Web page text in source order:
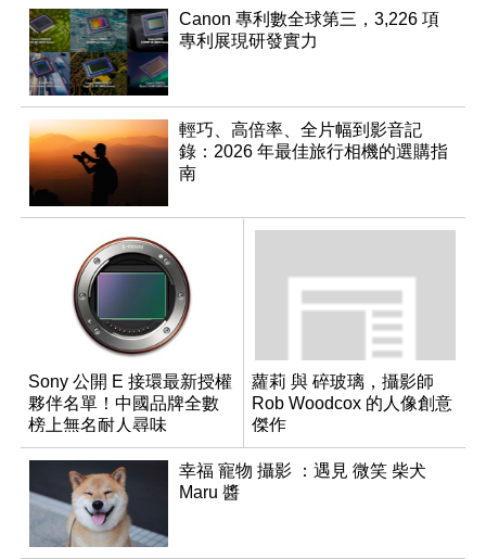
Canon 專利數全球第三，3,226 項
專利展現研發實力
輕巧、高倍率、全片幅到影音記
錄：2026 年最佳旅行相機的選購指
南
Sony 公開 E 接環最新授權
夥伴名單！中國品牌全數
榜上無名耐人尋味
蘿莉 與 碎玻璃，攝影師
Rob Woodcox 的人像創意
傑作
幸福 寵物 攝影 ：遇見 微笑 柴犬
Maru 醬